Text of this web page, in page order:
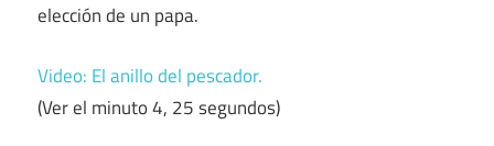
elección de un papa.
Video: El anillo del pescador.
(Ver el minuto 4, 25 segundos)